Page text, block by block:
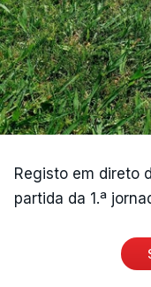
Registo em direto
partida da 1.ª